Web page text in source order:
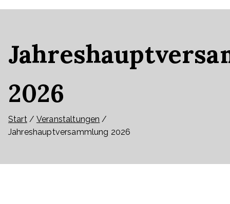
2026
Start
Veranstaltungen
Jahreshauptversammlung 2026